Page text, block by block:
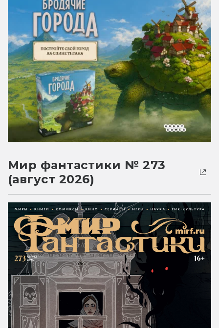
Мир фантастики № 273
(август 2026)